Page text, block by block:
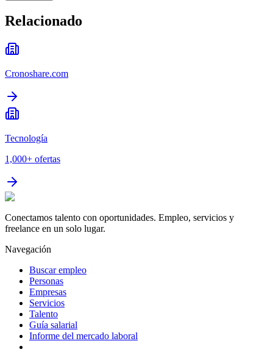
Relacionado
Cronoshare.com
Tecnología
1,000+ ofertas
Conectamos talento con oportunidades. Empleo, servicios y
freelance en un solo lugar.
Navegación
Buscar empleo
Personas
Empresas
Servicios
Talento
Guía salarial
Informe del mercado laboral